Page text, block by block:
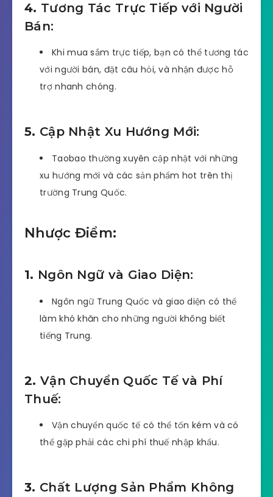
4. Tương Tác Trực Tiếp với Người
Bán:
Khi mua sắm trực tiếp, bạn có thể tương tác
với người bán, đặt câu hỏi, và nhận được hỗ
trợ nhanh chóng.
5. Cập Nhật Xu Hướng Mới:
Taobao thường xuyên cập nhật với những
xu hướng mới và các sản phẩm hot trên thị
trường Trung Quốc.
Nhược Điểm:
1. Ngôn Ngữ và Giao Diện:
Ngôn ngữ Trung Quốc và giao diện có thể
làm khó khăn cho những người không biết
tiếng Trung.
2. Vận Chuyển Quốc Tế và Phí
Thuế:
Vận chuyển quốc tế có thể tốn kém và có
thể gặp phải các chi phí thuế nhập khẩu.
3. Chất Lượng Sản Phẩm Không